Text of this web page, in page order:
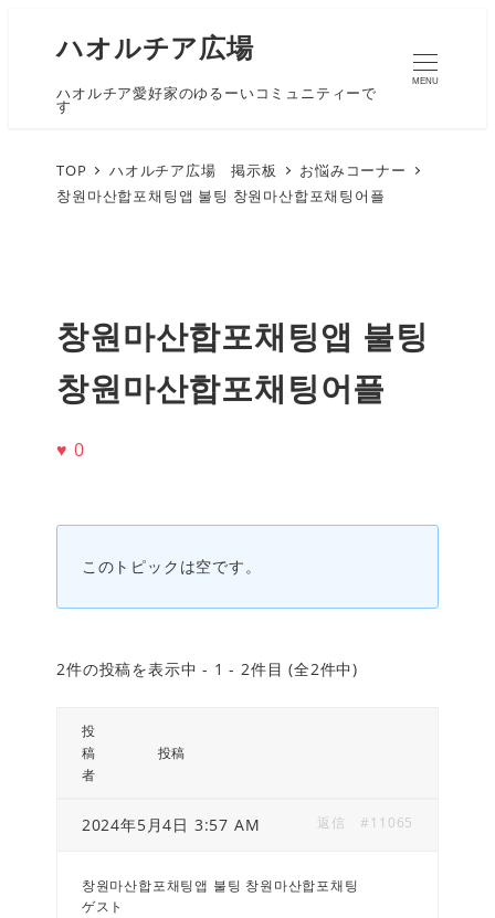
ハオルチア広場
ハオルチア愛好家のゆるーいコミュニティーで
す
MENU
TOP ハオルチア広場 掲示板
お悩みコーナー
창원마산합포채팅앱 불팅 창원마산합포채팅어플
창원마산합포채팅앱 불팅
창원마산합포채팅어플
♥ 0
このトピックは空です。
2件の投稿を表示中 - 1 - 2件目 (全2件中)
投
稿
者
投稿
2024年5月4日 3:57 AM #11065
返信
창원마산합포채팅앱 불팅 창원마산합포채팅
ゲスト